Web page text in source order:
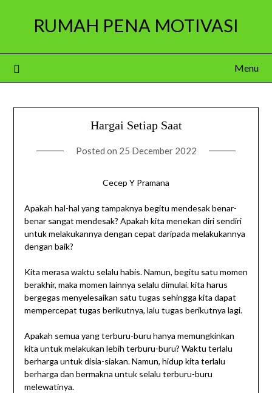
RUMAH PENA MOTIVASI
Menu
Hargai Setiap Saat
Posted on 25 December 2022
Cecep Y Pramana
Apakah hal-hal yang tampaknya begitu mendesak benar-
benar sangat mendesak? Apakah kita menekan diri sendiri
untuk melakukannya dengan cepat daripada melakukannya
dengan baik?
Kita merasa waktu selalu habis. Namun, begitu satu momen
berakhir, maka momen lainnya selalu dimulai. kita harus
bergegas menyelesaikan satu tugas sehingga kita dapat
mempercepat tugas berikutnya, lalu tugas berikutnya lagi.
Apakah semua yang terburu-buru hanya memungkinkan
kita untuk melakukan lebih terburu-buru? Waktu terlalu
berharga untuk disia-siakan. Namun, hidup kita terlalu
berharga dan bermakna untuk selalu terburu-buru
melewatinya.